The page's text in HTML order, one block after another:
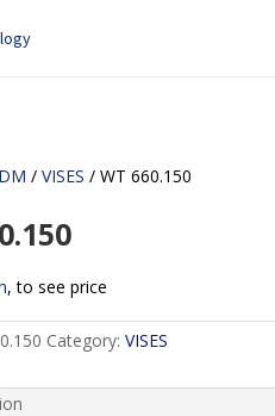
/VISES / WT 660.150
, to see price
Category:VISES